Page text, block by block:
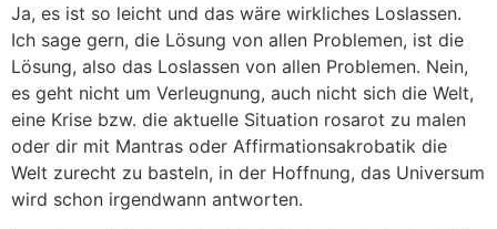
Ja, es ist so leicht und das wäre wirkliches Loslassen.
Ich sage gern, die Lösung von allen Problemen, ist die
Lösung, also das Loslassen von allen Problemen. Nein,
es geht nicht um Verleugnung, auch nicht sich die Welt,
eine Krise bzw. die aktuelle Situation rosarot zu malen
oder dir mit Mantras oder Affirmationsakrobatik die
Welt zurecht zu basteln, in der Hoffnung, das Universum
wird schon irgendwann antworten.